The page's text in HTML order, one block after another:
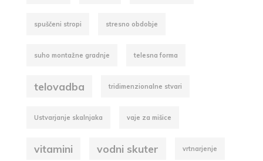
spuščeni stropi stresno obdobje
suho montažne gradnje telesna forma
telovadba tridimenzionalne stvari
Ustvarjanje skalnjaka vaje za mišice
vitamini vodni skuter vrtnarjenje